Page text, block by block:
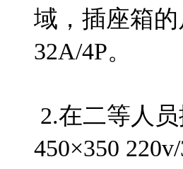
域，插座箱的
32A/4P。
2.在二等人
450×350